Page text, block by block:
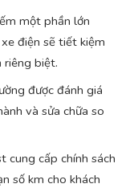
một phần lớn
điện sẽ tiết kiệm
riêng biệt.
được đánh giá
và sửa chữa so
cung cấp chính sách
số km cho khách